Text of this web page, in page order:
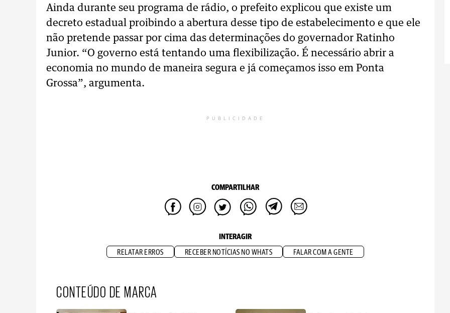
Ainda durante seu programa de rádio, o prefeito explicou que existe um
decreto estadual proibindo a abertura desse tipo de estabelecimento e que ele
não pretende passar por cima das determinações do governador Ratinho
Junior. “O governo está tentando uma flexibilização. É necessário abrir a
economia no mundo de maneira segura e já começamos isso em Ponta
Grossa”, argumenta.
PUBLICIDADE
COMPARTILHAR
INTERAGIR
RELATAR ERROS RECEBER NOTÍCIAS NO WHATS FALAR COM A GENTE
CONTEÚDO DE MARCA